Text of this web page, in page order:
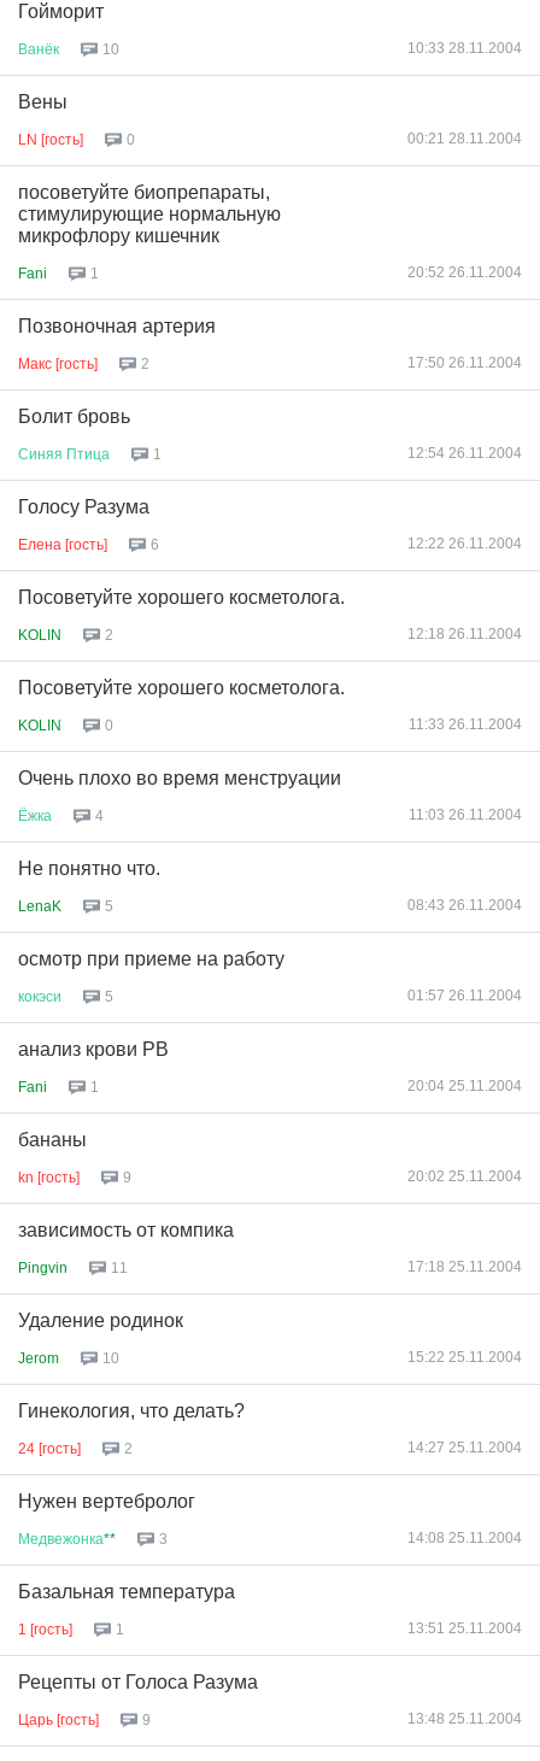
Гойморит
Ванёк 10 10:33 28.11.2004
Вены
LN [гость] 0 00:21 28.11.2004
посоветуйте биопрепараты,
стимулирующие нормальную
микрофлору кишечник
Fani 1 20:52 26.11.2004
Позвоночная артерия
Макс [гость] 2 17:50 26.11.2004
Болит бровь
Синяя Птица 1 12:54 26.11.2004
Голосу Разума
Елена [гость] 6 12:22 26.11.2004
Посоветуйте хорошего косметолога.
KOLIN 2 12:18 26.11.2004
Посоветуйте хорошего косметолога.
KOLIN 0 11:33 26.11.2004
Очень плохо во время менструации
Ёжка 4 11:03 26.11.2004
Не понятно что.
LenaK 5 08:43 26.11.2004
осмотр при приеме на работу
кокэси 5 01:57 26.11.2004
анализ крови РВ
Fani 1 20:04 25.11.2004
бананы
kn [гость] 9 20:02 25.11.2004
зависимость от компика
Pingvin 11 17:18 25.11.2004
Удаление родинок
Jerom 10 15:22 25.11.2004
Гинекология, что делать?
24 [гость] 2 14:27 25.11.2004
Нужен вертебролог
Медвежонка** 3 14:08 25.11.2004
Базальная температура
1 [гость] 1 13:51 25.11.2004
Рецепты от Голоса Разума
Царь [гость] 9 13:48 25.11.2004